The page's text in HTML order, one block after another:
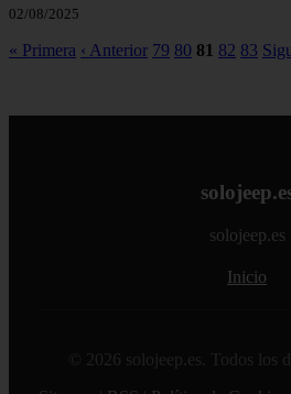
02/08/2025
« Primera ‹ Anterior 79 80 81 82 83
solojeep.es
Inicio
© 2026 solojeep.es. Todos los